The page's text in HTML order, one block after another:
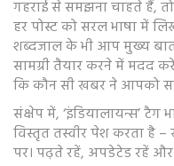
गहराई से समझना चाहते हैं,
हर पोस्ट को सरल भाषा में
शब्दजाल के भी आप मुख्य
सामग्री तैयार करने में मदद
कि कौन सी खबर ने आपको
संक्षेप में, ‘इंडियालायन्स’ टैग
विस्तृत तस्वीर पेश करता है
पर। पढ़ते रहें, अपडेटेड रहें